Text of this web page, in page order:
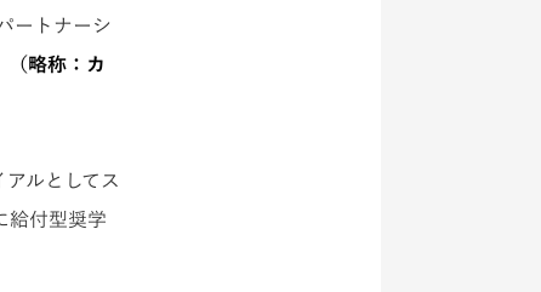
ートナーシ
（略称：カ
ルとしてス
給付型奨学